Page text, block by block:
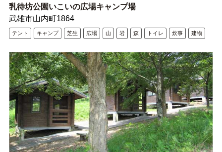
乳待坊公園いこいの広場キャンプ場
武雄市山内町1864
テント キャンプ 芝生 広場 山 岩 森 トイレ 炊事 建物